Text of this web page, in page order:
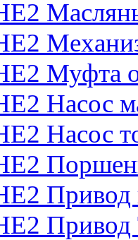
Муфта
Насос
Насос
Привод